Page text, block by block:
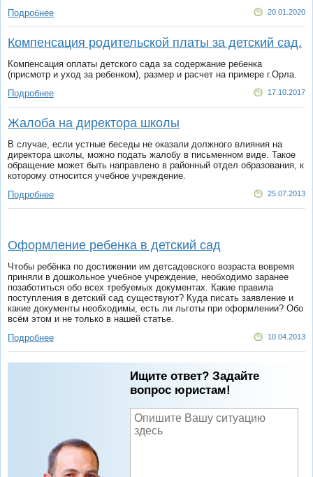
Подробнее
20.01.2020
Компенсация родительской платы за детский сад.
Компенсация оплаты детского сада за содержание ребенка
(присмотр и уход за ребенком), размер и расчет на примере г.Орла.
Подробнее
17.10.2017
Жалоба на директора школы
В случае, если устные беседы не оказали должного влияния на
директора школы, можно подать жалобу в письменном виде. Такое
обращение может быть направлено в районный отдел образования, к
которому относится учебное учреждение.
Подробнее
25.07.2013
Оформление ребенка в детский сад
Чтобы ребёнка по достижении им детсадовского возраста вовремя
приняли в дошкольное учебное учреждение, необходимо заранее
позаботиться обо всех требуемых документах. Какие правила
поступления в детский сад существуют? Куда писать заявление и
какие документы необходимы, есть ли льготы при оформлении? Обо
всём этом и не только в нашей статье.
Подробнее
10.04.2013
Ищите ответ? Задайте
вопрос юристам!